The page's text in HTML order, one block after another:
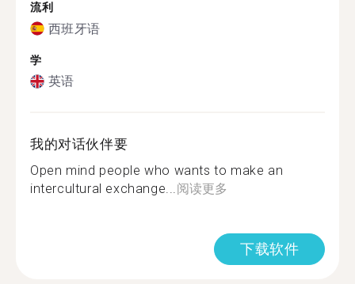
流利
西班牙语
学
英语
我的对话伙伴要
Open mind people who wants to make an
intercultural exchange...阅读更多
下载软件